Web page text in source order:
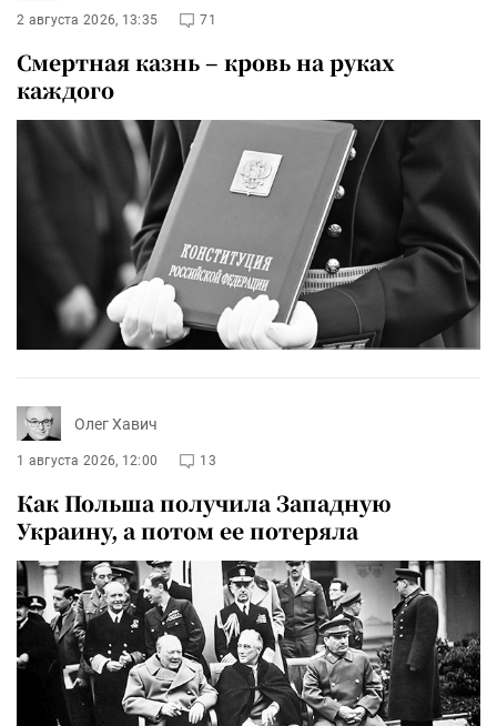
2 августа 2026, 13:35 71
Смертная казнь – кровь на руках
каждого
Олег Хавич
1 августа 2026, 12:00 13
Как Польша получила Западную
Украину, а потом ее потеряла